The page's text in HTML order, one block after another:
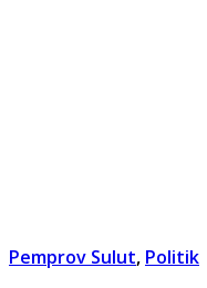
Pemprov Sulut, Politik